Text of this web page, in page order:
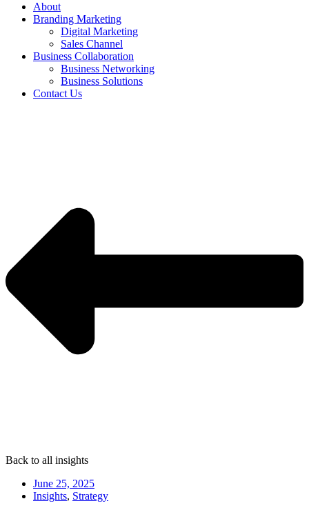
About
Branding Marketing
Digital Marketing
Sales Channel
Business Collaboration
Business Networking
Business Solutions
Contact Us
Back to all insights
June 25, 2025
Insights, Strategy